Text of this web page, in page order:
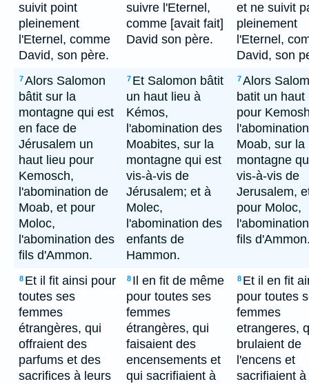
suivit point
pleinement
l'Eternel, comme
David, son père.
suivre l'Eternel,
comme [avait fait]
David son père.
et ne suivit
pleinement
l'Eternel,
David, son
7Alors Salomon
bâtit sur la
montagne qui est
en face de
Jérusalem un
haut lieu pour
Kemosch,
l'abomination de
Moab, et pour
Moloc,
l'abomination des
fils d'Ammon.
7 Et Salomon bâtit
un haut lieu à
Kémos,
l'abomination des
Moabites, sur la
montagne qui est
vis-à-vis de
Jérusalem; et à
Molec,
l'abomination des
enfants de
Hammon.
7Alors
batit un haut
pour
Moab, sur la
montagne
vis-à-vis de
Jerusalem,
pour Moloc,
fils
8 Et il fit ainsi pour
toutes ses
femmes
étrangères, qui
offraient des
parfums et des
sacrifices à leurs
8 Il en fit de même
pour toutes ses
femmes
étrangères, qui
faisaient des
encensements et
qui sacrifiaient à
8 Et il en fit
pour toutes
femmes
etrangeres,
brulaient de
l'encens et
sacrifiaient à